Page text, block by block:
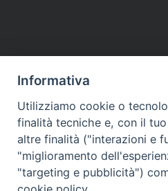
HOME VESCOVO ORARI MESSE
TUTELA MINORI
UFFICI PASTORALI
DOCUMENTI
CONTATTI
Copyright © 2018 Diocesi di Foligno /
Informativa
Utilizziamo cookie o
finalità tecniche e, con il
altre finalità ("interazioni e
"miglioramento
"targeting e pubblicità")